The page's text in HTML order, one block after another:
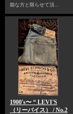
能な方と限らせて頂…
1900's〜 “ LEVI'S
（リーバイス） / No.2